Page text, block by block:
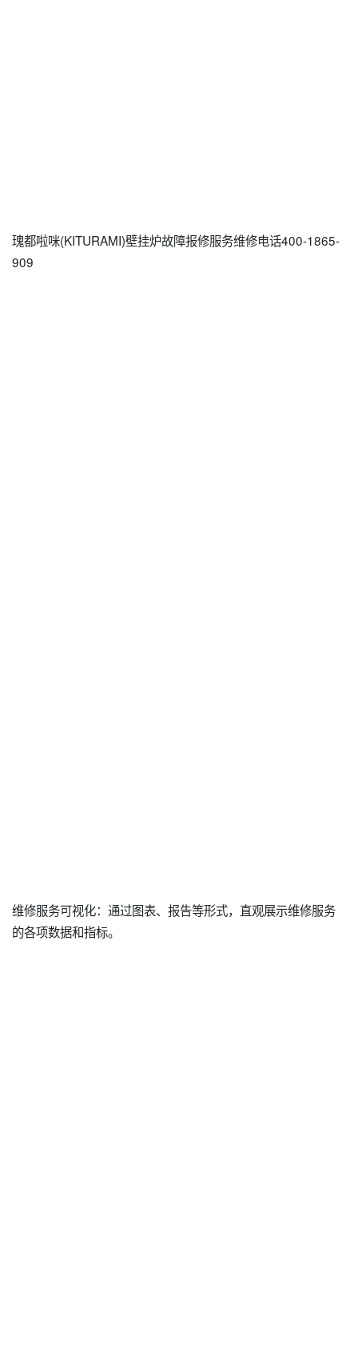
瑰都啦咪(KITURAMI)壁挂炉故障报修服务维修电话400-1865-
909
维修服务可视化：通过图表、报告等形式，直观展示维修服务
的各项数据和指标。